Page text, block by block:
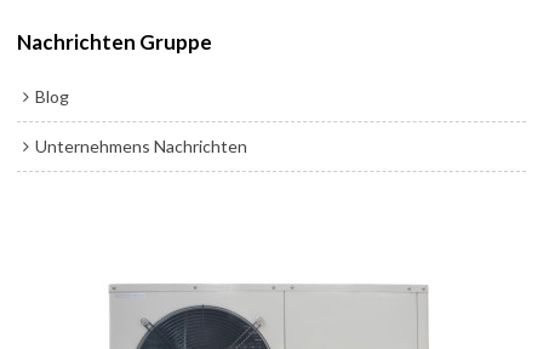
Nachrichten Gruppe
Blog
Unternehmens Nachrichten